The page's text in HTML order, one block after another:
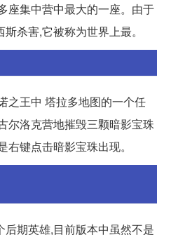
座集中营中最大的一座。由于
杀害,它被称为世界上最。
之王中 塔拉多地图的一个任
尔洛克营地摧毁三颗暗影宝珠
键点击暗影宝珠出现。
期英雄,目前版本中虽然不是